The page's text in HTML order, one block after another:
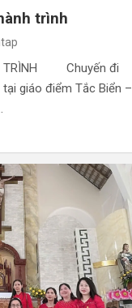
trình
TRÌNH Chuyến đi
giáo điểm Tắc Biển –